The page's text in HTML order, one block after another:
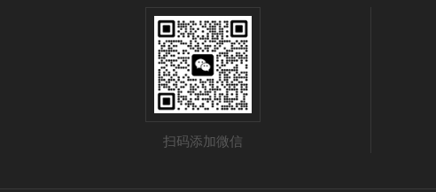
扫码添加微信